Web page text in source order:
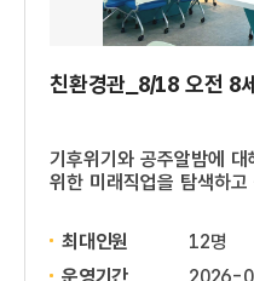
친환경관_8/18 오전 8
기후위기와 공주알밤에 대
위한 미래직업을 탐색하고
최대인원
12명